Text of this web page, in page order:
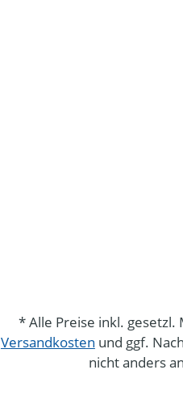
* Alle Preise inkl.
Versandkosten und ggf.
nicht anders